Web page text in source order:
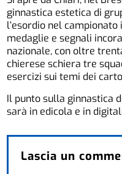
ginnastica estetica di
l’esordio nel
medaglie e segnali
nazionale, con oltre
chierese schiera tre
esercizi sui temi dei
Il punto sulla ginnastica
sarà in edicola e in
Lascia un